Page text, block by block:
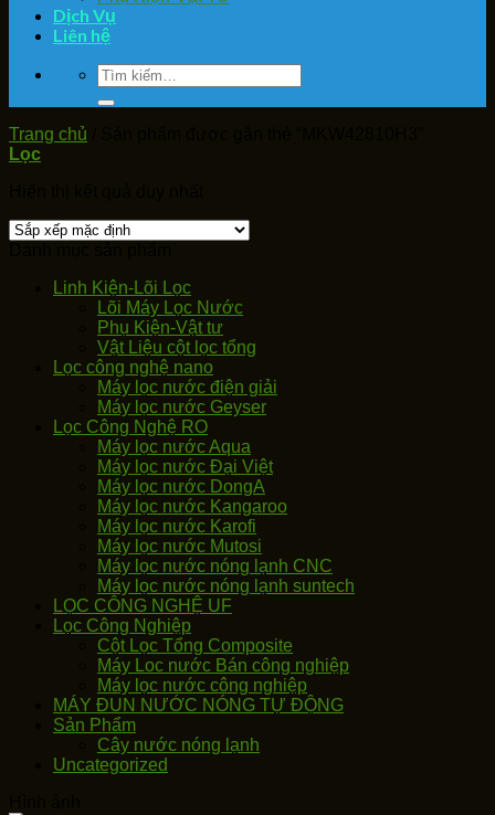
Dịch Vụ
Liên hệ
Tìm
kiếm:
Trang chủ
Lọc
Linh Kiện-Lõi Lọc
Lõi Máy Lọc Nước
Phụ Kiện-Vật tư
Vật Liệu cột lọc tổng
Lọc công nghệ nano
Máy lọc nước điện giải
Máy lọc nước Geyser
Lọc Công Nghệ RO
Máy lọc nước Aqua
Máy lọc nước Đại Việt
Máy lọc nước DongA
Máy lọc nước Kangaroo
Máy lọc nước Karofi
Máy lọc nước Mutosi
Máy lọc nước nóng lạnh CNC
Máy lọc nước nóng lạnh suntech
LỌC CÔNG NGHỆ UF
Lọc Công Nghiệp
Cột Lọc Tổng Composite
Máy Loc nước Bán công nghiệp
Máy lọc nước công nghiệp
MÁY ĐUN NƯỚC NÓNG TỰ ĐỘNG
Sản Phẩm
Cây nước nóng lạnh
Uncategorized